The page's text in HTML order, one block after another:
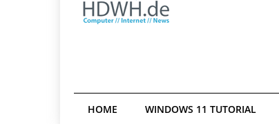
HOME WINDOWS 11 TUTORIAL